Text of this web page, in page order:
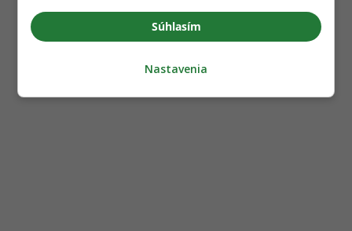
Súhlasím
Nastavenia